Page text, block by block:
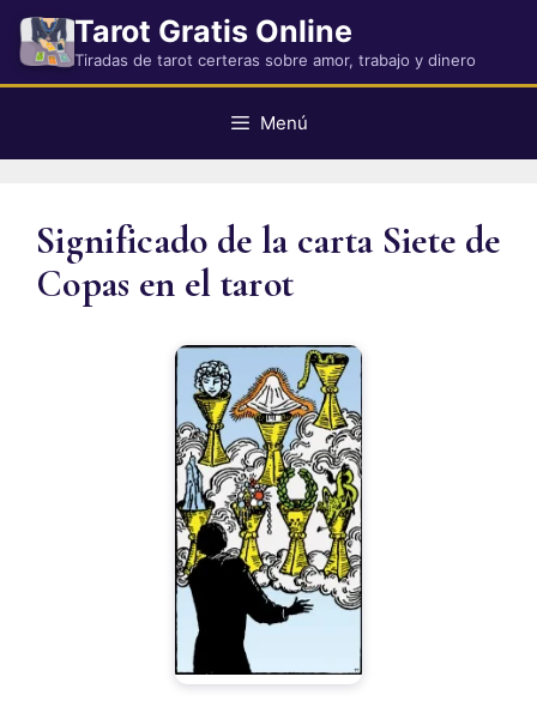
Saltar
contenido
Tarot Gratis Online
Tiradas de tarot certeras sobre amor, trabajo y dinero
Menú
Significado de la carta Siete de
Copas en el tarot